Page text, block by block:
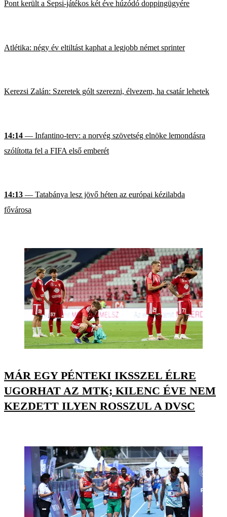
Pont került a Sepsi-játékos két éve húzódó doppingügyére
Atlétika: négy év eltiltást kaphat a legjobb német sprinter
Kerezsi Zalán: Szeretek gólt szerezni, élvezem, ha csatár lehetek
14:14 — Infantino-terv: a norvég szövetség elnöke lemondásra
szólította fel a FIFA első emberét
14:13 — Tatabánya lesz jövő héten az európai kézilabda
fővárosa
MÁR EGY PÉNTEKI IKSSZEL ÉLRE
UGORHAT AZ MTK; KILENC ÉVE NEM
KEZDETT ILYEN ROSSZUL A DVSC